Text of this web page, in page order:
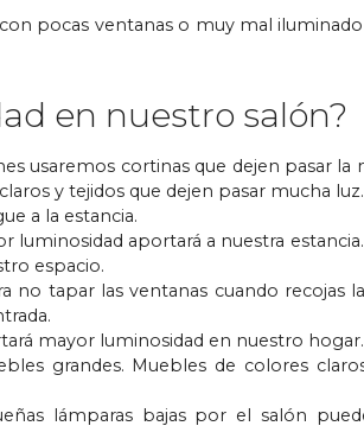
pocas ventanas o muy mal
en nuestro salón?
usaremos cortinas que dejen pasar
y tejidos que dejen pasar mucha luz.
a la estancia.
luminosidad aportará a nuestra
espacio.
no tapar las ventanas cuando recojas
mayor luminosidad en nuestro hogar.
grandes. Muebles de colores
lámparas bajas por el salón